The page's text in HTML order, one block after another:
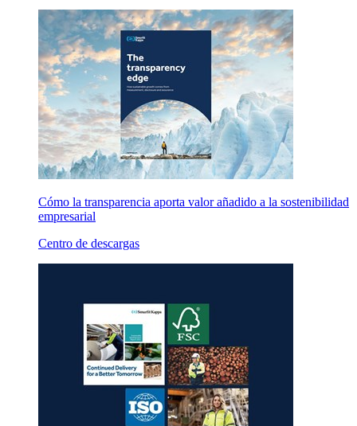
Cómo la transparencia aporta valor añadido a la sostenibilidad
empresarial
Centro de descargas